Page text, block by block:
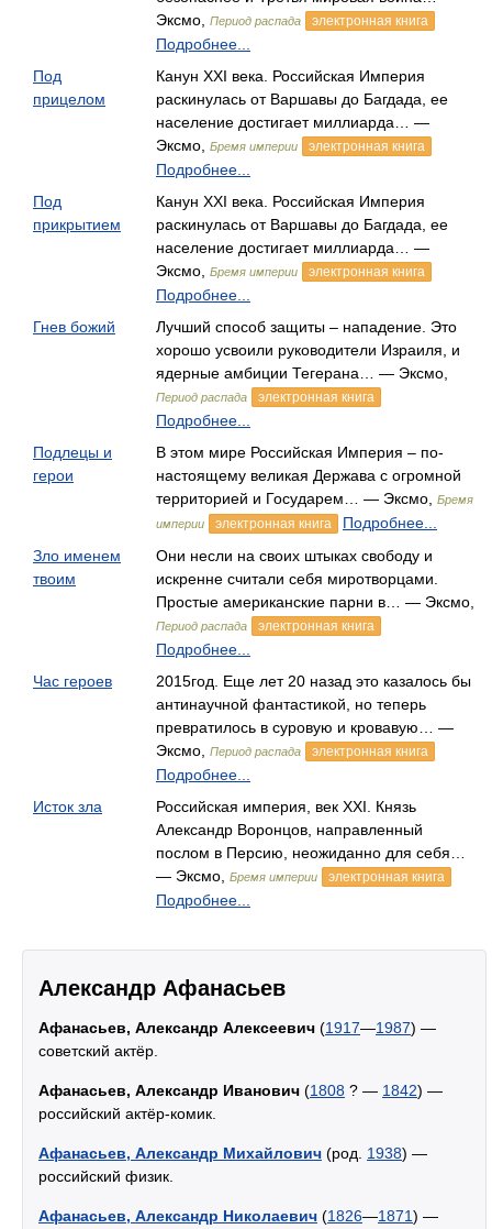
Эксмо,
Период распада электронная книга
Подробнее...
Под
прицелом
Канун XXI века. Российская Империя
раскинулась от Варшавы до Багдада, ее
население достигает миллиарда… —
Эксмо,
Бремя империи электронная книга
Подробнее...
Под
прикрытием
Канун XXI века. Российская Империя
раскинулась от Варшавы до Багдада, ее
население достигает миллиарда… —
Эксмо,
Бремя империи электронная книга
Подробнее...
Гнев божий
Лучший способ защиты – нападение. Это
хорошо усвоили руководители Израиля, и
ядерные амбиции Тегерана… — Эксмо,
Период распада электронная книга
Подробнее...
Подлецы и
герои
В этом мире Российская Империя – по-
настоящему великая Держава с огромной
территорией и Государем… — Эксмо,
Бремя
империи
электронная книга
Подробнее...
Зло именем
твоим
Они несли на своих штыках свободу и
искренне считали себя миротворцами.
Простые американские парни в… — Эксмо,
Период распада электронная книга
Подробнее...
Час героев
2015год. Еще лет 20 назад это казалось бы
антинаучной фантастикой, но теперь
превратилось в суровую и кровавую… —
Эксмо,
Период распада электронная книга
Подробнее...
Исток зла
Российская империя, век XXI. Князь
Александр Воронцов, направленный
послом в Персию, неожиданно для себя…
— Эксмо,
Бремя империи электронная книга
Подробнее...
Александр Афанасьев
Афанасьев, Александр Алексеевич (1917—1987) —
советский актёр.
Афанасьев, Александр Иванович (1808 ? — 1842) —
российский актёр-комик.
Афанасьев, Александр Михайлович (род. 1938) —
российский физик.
Афанасьев, Александр Николаевич (1826—1871) —